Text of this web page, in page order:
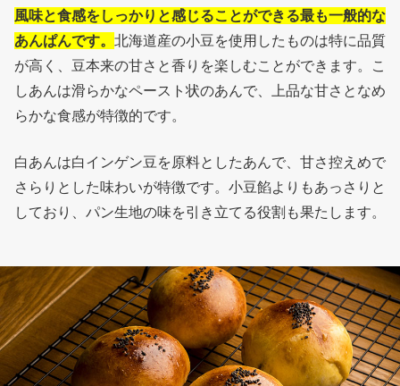
風味と食感をしっかりと感じることができる最も一般的な
あんぱんです。 北海道産の小豆を使用したものは特に品質
が高く、豆本来の甘さと香りを楽しむことができます。こ
しあんは滑らかなペースト状のあんで、上品な甘さとなめ
らかな食感が特徴的です。
白あんは白インゲン豆を原料としたあんで、甘さ控えめで
さらりとした味わいが特徴です。小豆餡よりもあっさりと
しており、パン生地の味を引き立てる役割も果たします。